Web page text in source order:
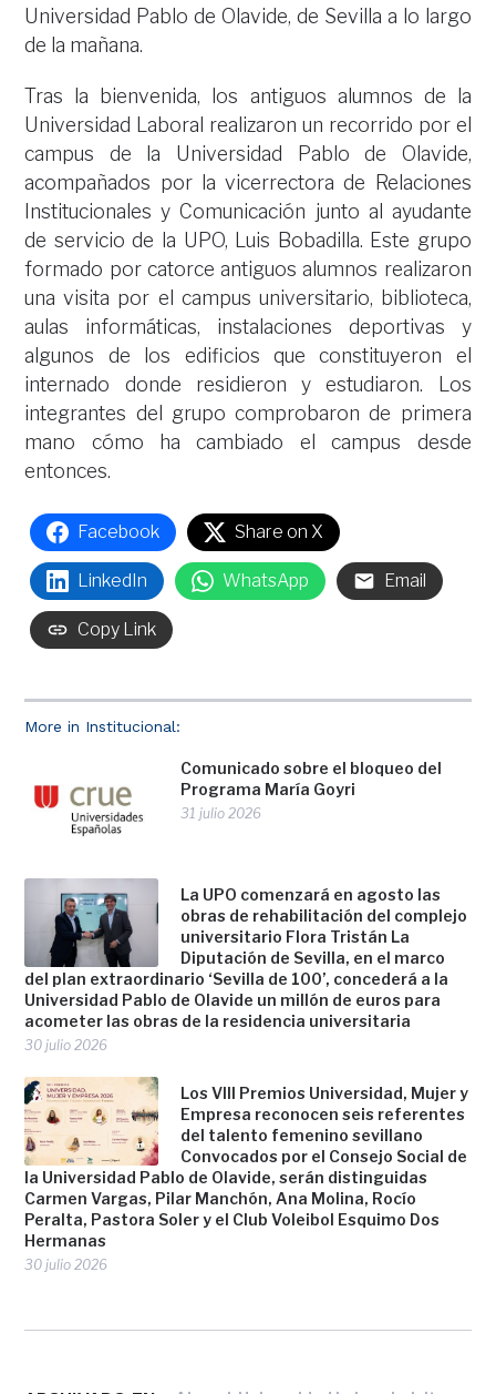
More in Institucional:
Comunicado sobre el bloqueo del
Programa María Goyri
31 julio 2026
La UPO comenzará en agosto las
obras de rehabilitación del complejo
universitario Flora Tristán La
Diputación de Sevilla, en el marco
del plan extraordinario ‘Sevilla de 100’, concederá a la
Universidad Pablo de Olavide un millón de euros para
acometer las obras de la residencia universitaria
30 julio 2026
Los VIII Premios Universidad, Mujer y
Empresa reconocen seis referentes
del talento femenino sevillano
Convocados por el Consejo Social de
la Universidad Pablo de Olavide, serán distinguidas
Carmen Vargas, Pilar Manchón, Ana Molina, Rocío
Peralta, Pastora Soler y el Club Voleibol Esquimo Dos
Hermanas
30 julio 2026
Universidad Pablo de Olavide, de Sevilla a lo largo
de la mañana.
Tras la bienvenida, los antiguos alumnos de la
Universidad Laboral realizaron un recorrido por el
campus de la Universidad Pablo de Olavide,
acompañados por la vicerrectora de Relaciones
Institucionales y Comunicación junto al ayudante
de servicio de la UPO, Luis Bobadilla. Este grupo
formado por catorce antiguos alumnos realizaron
una visita por el campus universitario, biblioteca,
aulas informáticas, instalaciones deportivas y
algunos de los edificios que constituyeron el
internado donde residieron y estudiaron. Los
integrantes del grupo comprobaron de primera
mano cómo ha cambiado el campus desde
entonces.
Facebook Share on X
LinkedIn WhatsApp Email
Copy Link